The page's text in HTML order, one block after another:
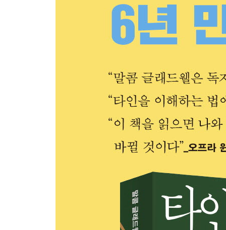
12. 당신이 샌드라 블랜드를 만났을 때: 오해의 시작
엔시니아의 세 가지 실수ㅣ의심하라, 또 의심